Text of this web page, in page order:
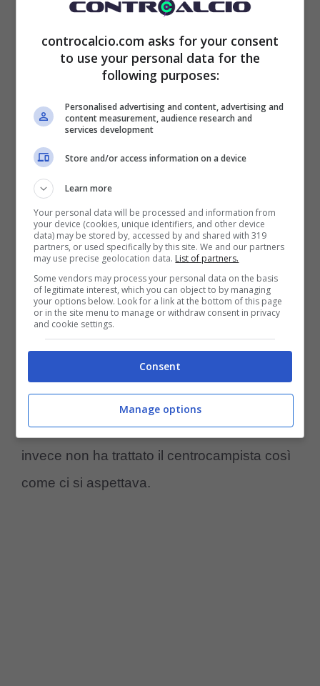
“Non sembrava ci fosse la reale volontà di
. Così George Gardi, ai microfoni
diTuttomercatoweb, ha chiarito i primi
passaggi della trattativa per l’eventuale
rinnovodi Elmas. Gli incontri non sono
mancati, ma l’offerta del Lipsia ha cambiato
tutto.
Gardi ha infatti chiarito cheil club tedesco
ha corteggiato per mesi il macedone, per
effettuare poi una proposta in linea con il
valore di Elmas. L’agente ha infatti ribadito
che la cessione del suo assistito rappresenta
una delle 10 trattative in uscita più
remunerative nella storia del Napoli, che
invece non ha trattato il centrocampista così
come ci si aspettava.
controcalcio.com asks for your consent
to use your personal data for the
following purposes:
Personalised advertising and content, advertising and
content measurement, audience research and
services development
Store and/or access information on a device
Learn more
Your personal data will be processed and information from
your device (cookies, unique identifiers, and other device
data) may be stored by, accessed by and shared with 319
partners, or used specifically by this site. We and our partners
may use precise geolocation data. List of partners.
Some vendors may process your personal data on the basis
of legitimate interest, which you can object to by managing
your options below. Look for a link at the bottom of this page
or in the site menu to manage or withdraw consent in privacy
and cookie settings.
Consent
Manage options